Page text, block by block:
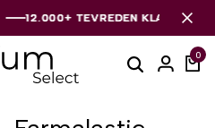
12.000+ TEVREDEN KLANTEN
12.000+ TEVREDEN KLANTEN
12.000+ TEVREDEN KLANTEN
0